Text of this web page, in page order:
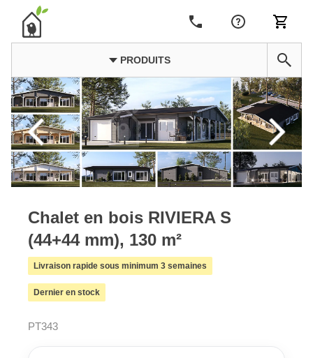
PRODUITS
Chalet en bois RIVIERA S
(44+44 mm), 130 m²
Livraison rapide sous minimum 3 semaines
Dernier en stock
PT343